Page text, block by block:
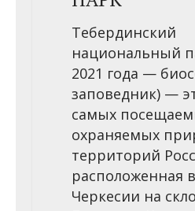
Тебердинский
национальный
2021 года —
заповедник) —
самых
охраняемых
территорий
расположенная
Черкесии на